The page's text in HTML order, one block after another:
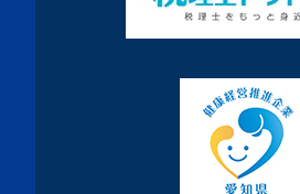
・2019年11月(7記事)
・2019年10月(10記事)
・2019年9月(7記事)
・2019年8月(10記事)